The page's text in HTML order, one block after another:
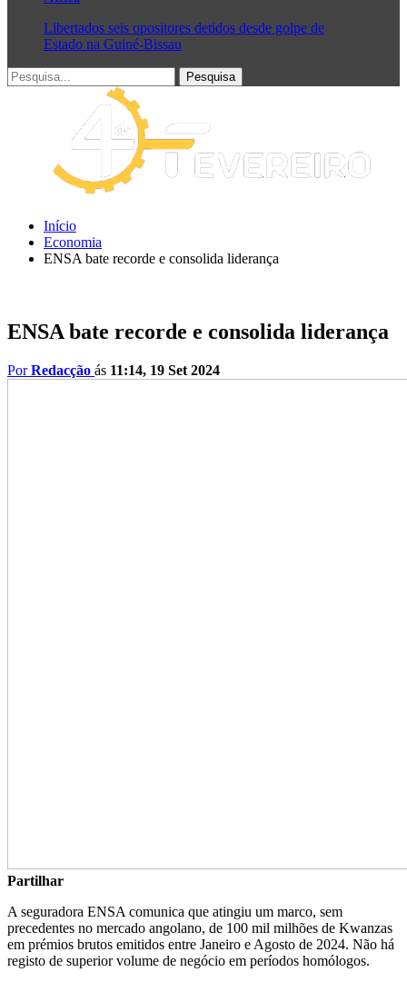
Libertados seis opositores detidos desde golpe de
Estado na Guiné-Bissau
Início
Economia
ENSA bate recorde e consolida liderança
ENSA bate recorde e consolida liderança
PorRedacção ás 11:14, 19 Set 2024
Partilhar
A seguradora ENSA comunica que atingiu um marco, sem
precedentes no mercado angolano, de 100 mil milhões de Kwanzas
em prémios brutos emitidos entre Janeiro e Agosto de 2024. Não há
registo de superior volume de negócio em períodos homólogos.